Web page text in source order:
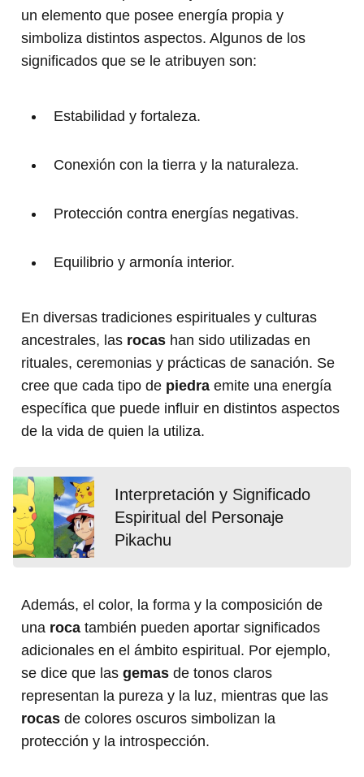
un elemento que posee energía propia y
simboliza distintos aspectos. Algunos de los
significados que se le atribuyen son:
Estabilidad y fortaleza.
Conexión con la tierra y la naturaleza.
Protección contra energías negativas.
Equilibrio y armonía interior.
En diversas tradiciones espirituales y culturas
ancestrales, las rocas han sido utilizadas en
rituales, ceremonias y prácticas de sanación. Se
cree que cada tipo de piedra emite una energía
específica que puede influir en distintos aspectos
de la vida de quien la utiliza.
Interpretación y Significado
Espiritual del Personaje
Pikachu
Además, el color, la forma y la composición de
una roca también pueden aportar significados
adicionales en el ámbito espiritual. Por ejemplo,
se dice que las gemas de tonos claros
representan la pureza y la luz, mientras que las
rocas de colores oscuros simbolizan la
protección y la introspección.